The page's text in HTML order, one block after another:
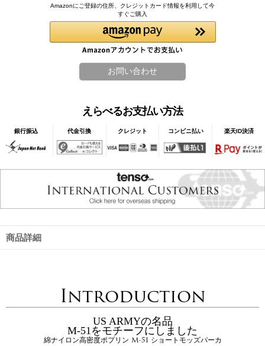
Amazonにご登録の住所、クレジットカード情報を利用して今
すぐご購入
えらべるお支払い方法
銀行振込 代金引換 クレジット コンビニ払い 楽天ID決済
商品詳細
Introduction
US ARMYの名品
M-51をモチーフにしました
綿ナイロン高密度ポプリン M-51 ショートモッズパーカ